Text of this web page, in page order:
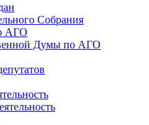
Собрания
АГО
Думы по АГО